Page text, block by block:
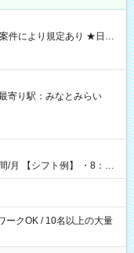
現金GET♪ お仕事後はコ
用期間】試
寄り駅：みなとみらい
：00
ークOK / 10名以上の大量